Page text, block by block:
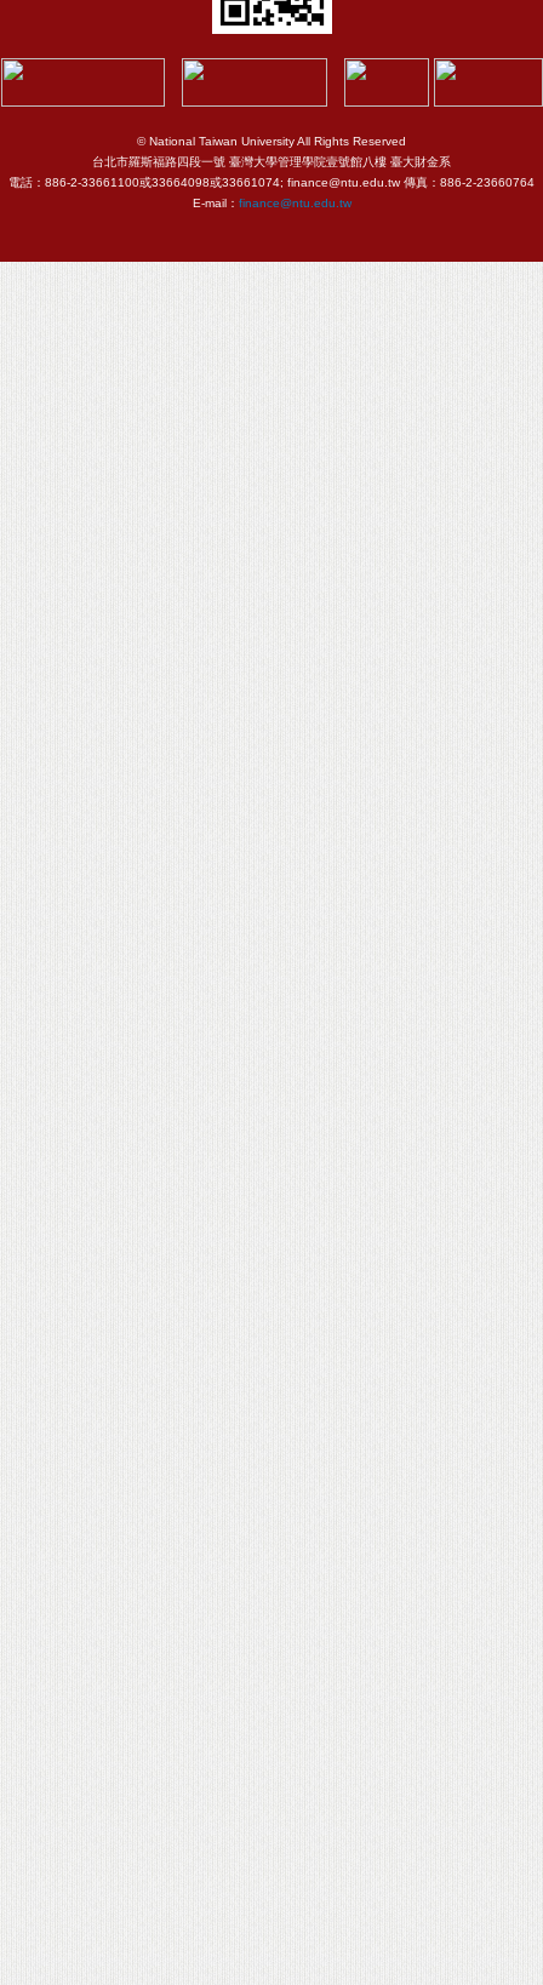
© National Taiwan University All Rights Reserved
台北市羅斯福路四段一號 臺灣大學管理學院壹號館八樓 臺大財金系
電話：886-2-33661100或33664098或33661074; finance@ntu.edu.tw 傳真：886-2-23660764
E-mail： finance@ntu.edu.tw